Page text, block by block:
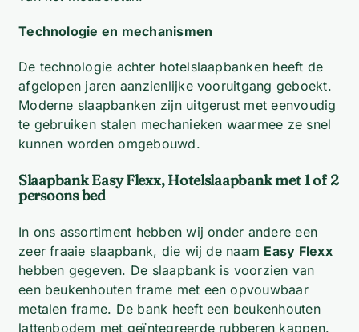
Technologie en mechanismen
De technologie achter hotelslaapbanken heeft de
afgelopen jaren aanzienlijke vooruitgang geboekt.
Moderne slaapbanken zijn uitgerust met eenvoudig
te gebruiken stalen mechanieken waarmee ze snel
kunnen worden omgebouwd.
Slaapbank Easy Flexx,Hotelslaapbank met 1 of 2
persoons bed
In ons assortiment hebben wij onder andere een
zeer fraaie slaapbank, die wij de naam Easy Flexx
hebben gegeven. De slaapbank is voorzien van
een beukenhouten frame met een opvouwbaar
metalen frame. De bank heeft een beukenhouten
lattenbodem met geïntegreerde rubberen kappen.